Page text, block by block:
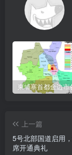
上一篇
5号北部国道启用
席开通典礼